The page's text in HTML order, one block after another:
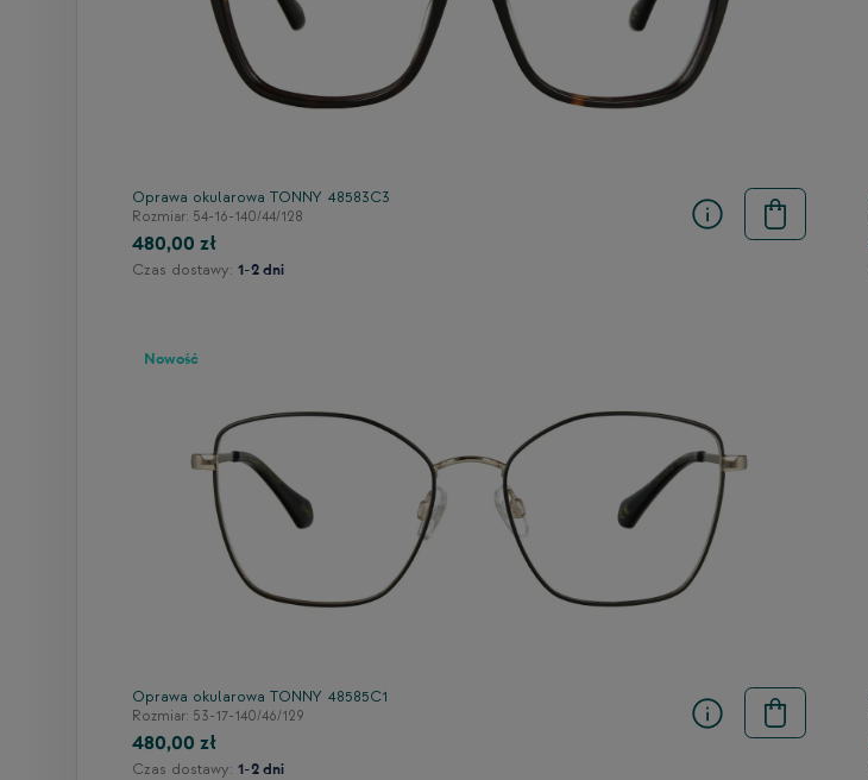
Oprawa okularowa TONNY 48583C3
Rozmiar: 54-16-140/44/128
480,00 zł
Czas dostawy: 1-2 dni
Nowość
Oprawa okularowa TONNY 48585C1
Rozmiar: 53-17-140/46/129
480,00 zł
Czas dostawy: 1-2 dni